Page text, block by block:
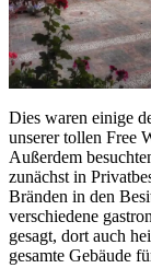
Dies waren einige
unserer tollen Free
Außerdem
zunächst in
Bränden in den
verschiedene
gesagt, dort auch
gesamte Gebäude